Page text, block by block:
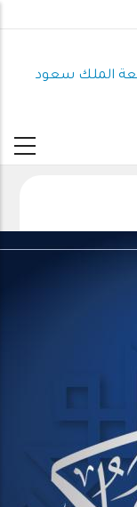
الملك سعود
بنفش إسلامي